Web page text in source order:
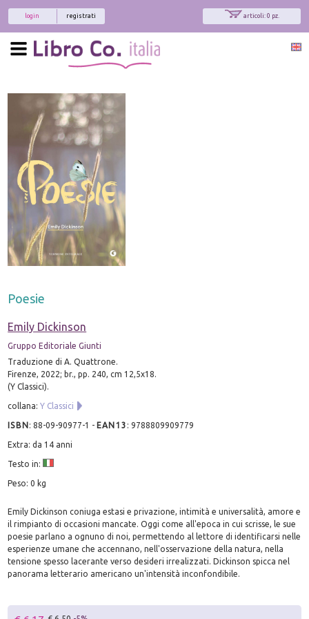
articoli: 0 pz.
registrati
login
Poesie
Emily Dickinson
Gruppo Editoriale Giunti
Traduzione di A. Quattrone.
Firenze, 2022; br., pp. 240, cm 12,5x18.
(Y Classici).
collana:Y Classici
ISBN:88-09-90977-1 - EAN13 :9788809909779
Extra: da 14 anni
Testo in:
Peso: 0 kg
Emily Dickinson coniuga estasi e privazione, intimità e universalità, amore e
il rimpianto di occasioni mancate. Oggi come all'epoca in cui scrisse, le sue
poesie parlano a ognuno di noi, permettendo al lettore di identificarsi nelle
esperienze umane che accennano, nell'osservazione della natura, nella
tensione spesso lacerante verso desideri irrealizzati. Dickinson spicca nel
panorama letterario americano un'intensità inconfondibile.